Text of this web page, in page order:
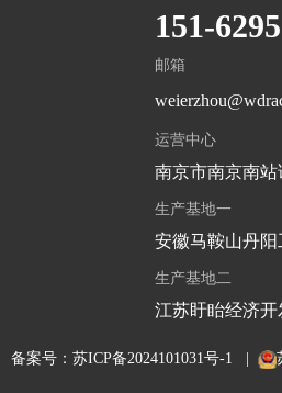
151-
邮箱
运营中心
南京市南京南
生产基地一
安徽马鞍山丹阳
生产基地二
江苏盱眙经济开
备案号： 苏ICP备2024101031号-1